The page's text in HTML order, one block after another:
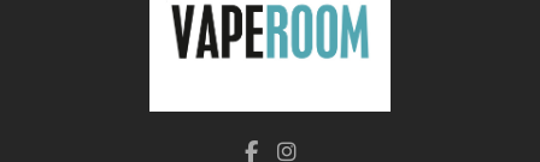
επιλεγούν